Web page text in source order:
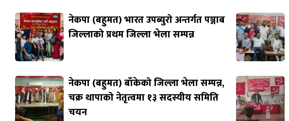
नेकपा (बहुमत) भारत उपब्युरो अन्तर्गत पञ्जाब
जिल्लाको प्रथम जिल्ला भेला सम्पन्न
नेकपा (बहुमत) बाँकेको जिल्ला भेला सम्पन्न,
चक्र थापाको नेतृत्वमा १३ सदस्यीय समिति
चयन